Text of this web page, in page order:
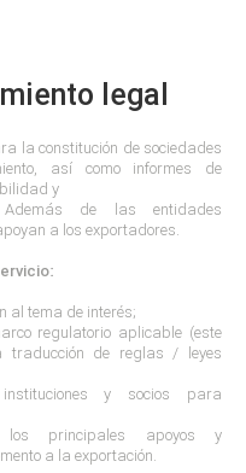
legal
la constitución de sociedades
así como informes de
y
de las entidades
a los exportadores.
al tema de interés;
regulatorio aplicable (este
traducción de reglas / leyes
y socios para
los principales apoyos y
a la exportación.